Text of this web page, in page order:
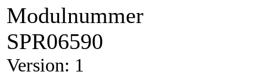
Modulnummer
SPR06590
Version: 1